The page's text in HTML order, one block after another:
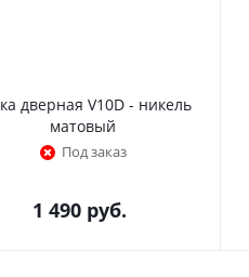
дверная V10D - никель
матовый
Под заказ
1 490 руб.